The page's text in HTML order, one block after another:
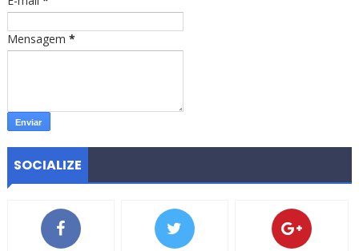
Mensagem *
SOCIALIZE